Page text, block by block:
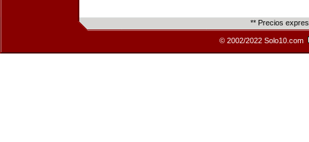
** Precios
© 2002/2022 Solo10.com